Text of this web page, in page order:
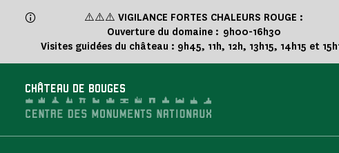
⚠️⚠️⚠️ VIGILANCE FORTES CHALEURS ROUGE :
Ouverture du domaine : 9h00-16h30
Visites guidées du château : 9h45, 11h, 12h, 13h15, 14h15 et
CHÂTEAU DE BOUGES